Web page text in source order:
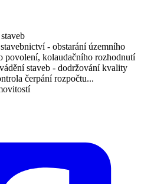
- obstarání územního
povolení, kolaudačního rozhodnutí
staveb - dodržování kvality
čerpání rozpočtu...